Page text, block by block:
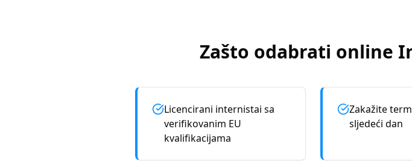
Zašto odabrati online
Licencirani internistai sa
verifikovanim EU
kvalifikacijama
Zakažite
sljedeći dan